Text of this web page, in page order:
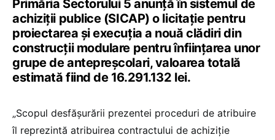
Primăria Sectorului 5 anunţă în sistemul de
achiziții publice (SICAP) o licitaţie pentru
proiectarea şi execuţia a nouă clădiri din
construcţii modulare pentru înfiinţarea unor
grupe de antepreşcolari, valoarea totală
estimată fiind de 16.291.132 lei.
„Scopul desfăşurării prezentei proceduri de atribuire
îl reprezintă atribuirea contractului de achiziţie